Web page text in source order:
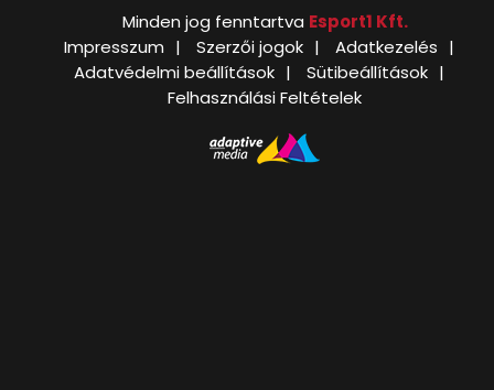
Minden jog fenntartva Esport1 Kft.
Impresszum
Szerzői jogok
Adatkezelés
Adatvédelmi beállítások
Sütibeállítások
Felhasználási Feltételek